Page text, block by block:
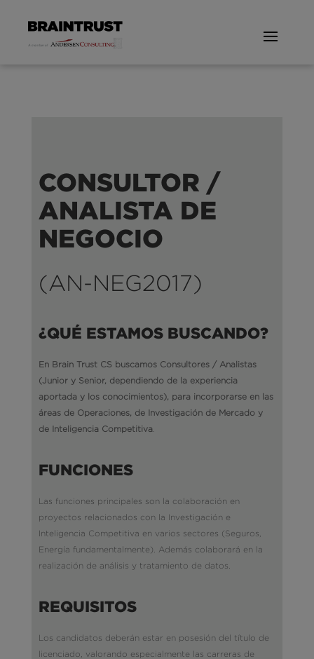
CONSULTOR /
ANALISTA DE
NEGOCIO
(AN-NEG2017)
¿QUÉ ESTAMOS BUSCANDO?
En Brain Trust CS buscamos Consultores / Analistas
(Junior y Senior, dependiendo de la experiencia
aportada y los conocimientos), para incorporarse en las
áreas de Operaciones, de Investigación de Mercado y
de Inteligencia Competitiva.
FUNCIONES
Las funciones principales son la colaboración en
proyectos relacionados con la Investigación e
Inteligencia Competitiva en varios sectores (Seguros,
Energía fundamentalmente). Además colaborará en la
realización de análisis y tratamiento de datos
REQUISITOS
Los candidatos deberán estar en posesión del título de
licenciado, valorando especialmente las carreras de